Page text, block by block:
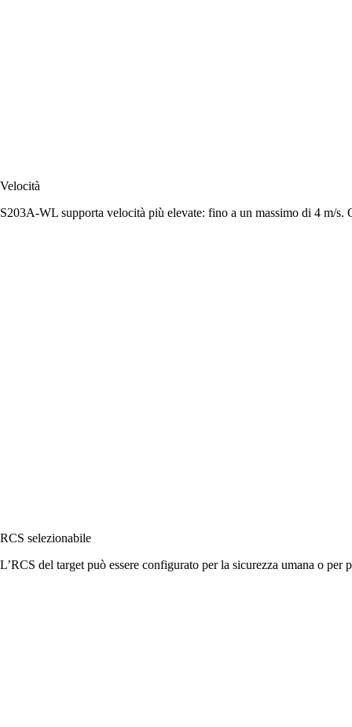
Velocità
S203A-WL supporta velocità più elevate: fino a un massimo di 4 m/
RCS selezionabile
L’RCS del target può essere configurato per la sicurezza umana o